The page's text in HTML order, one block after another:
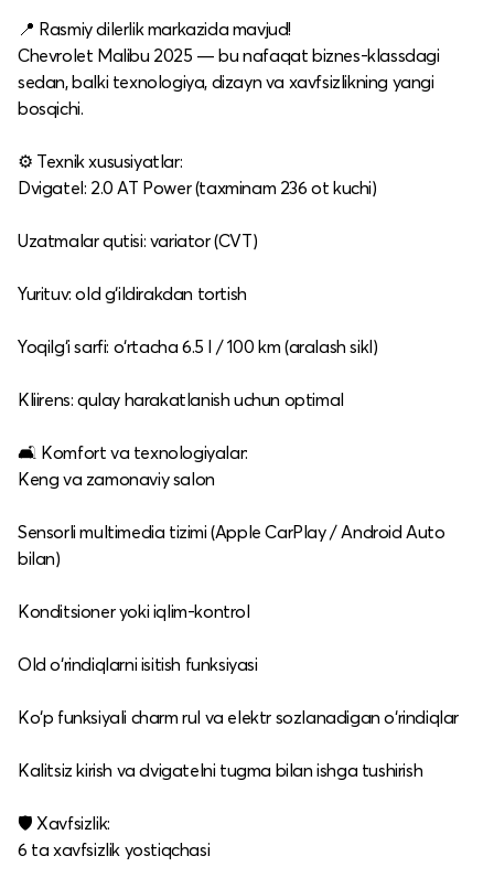
📍 Rasmiy dilerlik markazida mavjud!
Chevrolet Malibu 2025 — bu nafaqat biznes-klassdagi
sedan, balki texnologiya, dizayn va xavfsizlikning yangi
bosqichi.
⚙️ Texnik xususiyatlar:
Dvigatel: 2.0 AT Power (taxminam 236 ot kuchi)
Uzatmalar qutisi: variator (CVT)
Yurituv: old g‘ildirakdan tortish
Yoqilg‘i sarfi: o‘rtacha 6.5 l / 100 km (aralash sikl)
Kliirens: qulay harakatlanish uchun optimal
🛋 Komfort va texnologiyalar:
Keng va zamonaviy salon
Sensorli multimedia tizimi (Apple CarPlay / Android Auto
bilan)
Konditsioner yoki iqlim-kontrol
Old o‘rindiqlarni isitish funksiyasi
Ko‘p funksiyali charm rul va elektr sozlanadigan o‘rindiqlar
Kalitsiz kirish va dvigatelni tugma bilan ishga tushirish
🛡 Xavfsizlik:
6 ta xavfsizlik yostiqchasi